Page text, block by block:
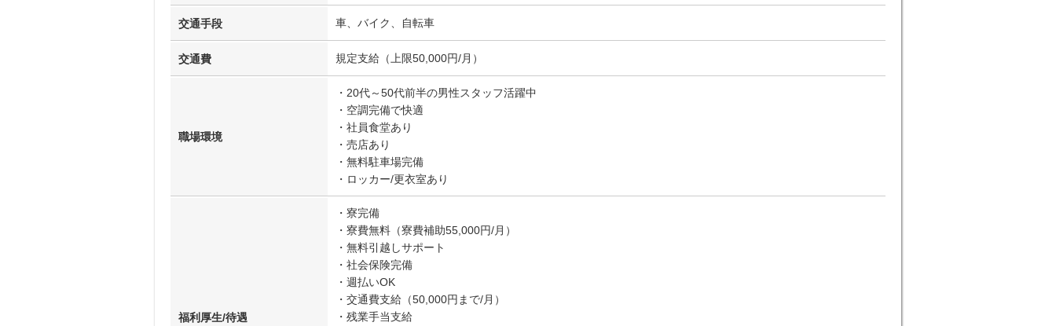
交通手段 車、バイク、自転車
交通費 規定支給（上限50,000円/月）
職場環境
・20代～50代前半の男性スタッフ活躍中
・空調完備で快適
・社員食堂あり
・売店あり
・無料駐車場完備
・ロッカー/更衣室あり
福利厚生/待遇
・寮完備
・寮費無料（寮費補助55,000円/月）
・無料引越しサポート
・社会保険完備
・週払いOK
・交通費支給（50,000円まで/月）
・残業手当支給